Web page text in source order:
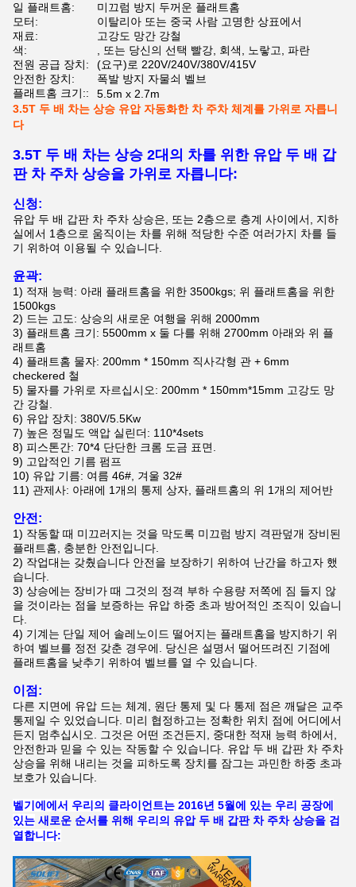
일 플래트홈:
미끄럼 방지 두꺼운 플래트홈
모터:
이탈리아 또는 중국 사람 고명한 상표에서
재료:
고강도 망간 강철
색:
, 또는 당신의 선택 빨강, 회색, 노랗고, 파란
전원 공급 장치:
(요구)로 220V/240V/380V/415V
안전한 장치:
폭발 방지 자물쇠 벨브
플래트홈 크기::
5.5m x 2.7m
3.5T 두 배 차는 상승 유압 자동화한 차 주차 체계를 가위로 자릅니
다
3.5T 두 배 차는 상승 2대의 차를 위한 유압 두 배 갑
판 차 주차 상승을 가위로 자릅니다:
신청:
유압 두 배 갑판 차 주차 상승은, 또는 2층으로 층계 사이에서, 지하
실에서 1층으로 움직이는 차를 위해 적당한 수준 여러가지 차를 들
기 위하여 이용될 수 있습니다.
윤곽:
1) 적재 능력: 아래 플래트홈을 위한 3500kgs; 위 플래트홈을 위한
1500kgs
2) 드는 고도: 상승의 새로운 여행을 위해 2000mm
3) 플래트홈 크기: 5500mm x 둘 다를 위해 2700mm 아래와 위 플
래트홈
4) 플래트홈 물자: 200mm * 150mm 직사각형 관 + 6mm
checkered 철
5) 물자를 가위로 자르십시오: 200mm * 150mm*15mm 고강도 망
간 강철.
6) 유압 장치: 380V/5.5Kw
7) 높은 정밀도 액압 실린더: 110*4sets
8) 피스톤간: 70*4 단단한 크롬 도금 표면.
9) 고압적인 기름 펌프
10) 유압 기름: 여름 46#, 겨울 32#
11) 관제사: 아래에 1개의 통제 상자, 플래트홈의 위 1개의 제어반
안전:
1) 작동할 때 미끄러지는 것을 막도록 미끄럼 방지 격판덮개 장비된
플래트홈, 충분한 안전입니다.
2) 작업대는 갖췄습니다 안전을 보장하기 위하여 난간을 하고자 했
습니다.
3) 상승에는 장비가 때 그것의 정격 부하 수용량 저쪽에 짐 들지 않
을 것이라는 점을 보증하는 유압 하중 초과 방어적인 조직이 있습니
다.
4) 기계는 단일 제어 솔레노이드 떨어지는 플래트홈을 방지하기 위
하여 벨브를 정전 갖춘 경우에. 당신은 설명서 떨어뜨려진 기점에
플래트홈을 낮추기 위하여 벨브를 열 수 있습니다.
이점:
다른 지면에 유압 드는 체계, 원단 통제 및 다 통제 점은 깨달은 교주
통제일 수 있었습니다. 미리 협정하고는 정확한 위치 점에 어디에서
든지 멈추십시오. 그것은 어떤 조건든지, 중대한 적재 능력 하에서,
안전한과 믿을 수 있는 작동할 수 있습니다. 유압 두 배 갑판 차 주차
상승을 위해 내리는 것을 피하도록 장치를 잠그는 과민한 하중 초과
보호가 있습니다.
벨기에에서 우리의 클라이언트는 2016년 5월에 있는 우리 공장에
있는 새로운 순서를 위해 우리의 유압 두 배 갑판 차 주차 상승을 검
열합니다: